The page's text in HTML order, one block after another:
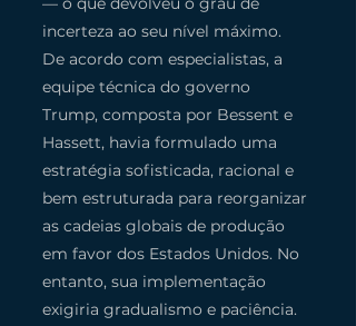
incerteza ao seu nível máximo.
De acordo com especialistas, a
equipe técnica do governo
Trump, composta por Bessent e
Hassett, havia formulado uma
estratégia sofisticada, racional e
bem estruturada para reorganizar
as cadeias globais de produção
em favor dos Estados Unidos. No
entanto, sua implementação
exigiria gradualismo e paciência.